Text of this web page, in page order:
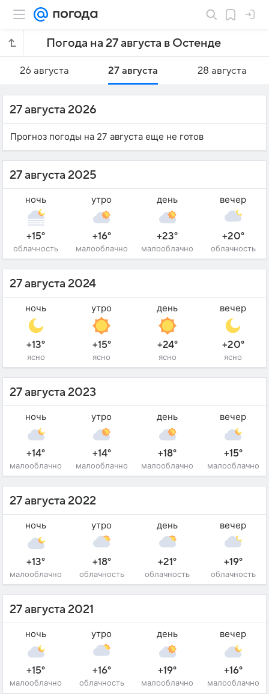
Погода на 27 августа в Остенде
26 августа 27 августа 28 августа
27 августа 2026
Прогноз погоды на 27 августа еще не готов
27 августа 2025
ночь
+15°
облачность
утро
+16°
малооблачно
день
+23°
малооблачно
вечер
+20°
облачность
27 августа 2024
ночь
+13°
ясно
утро
+15°
ясно
день
+24°
ясно
вечер
+20°
ясно
27 августа 2023
ночь
+14°
малооблачно
утро
+14°
малооблачно
день
+18°
малооблачно
вечер
+15°
малооблачно
27 августа 2022
ночь
+13°
малооблачно
утро
+18°
облачность
день
+21°
облачность
вечер
+19°
облачность
27 августа 2021
ночь
+15°
малооблачно
утро
+16°
облачность
день
+19°
малооблачно
вечер
+16°
малооблачно